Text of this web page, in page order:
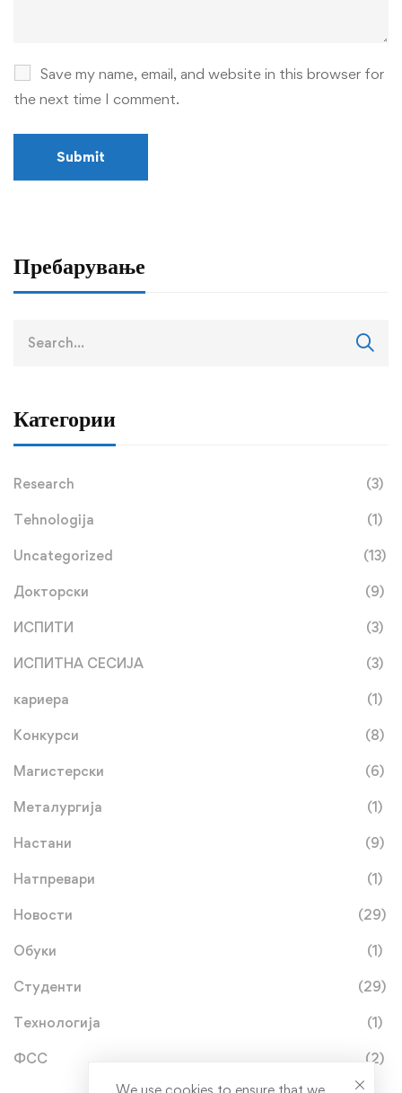
Save my name, email, and website in this browser for
the next time I comment.
Пребарување
Категории
Research (3)
Tehnologija (1)
Uncategorized (13)
Докторски (9)
ИСПИТИ (3)
ИСПИТНА СЕСИЈА (3)
кариера (1)
Конкурси (8)
Магистерски (6)
Металургија (1)
Настани (9)
Натпревари (1)
Новости (29)
Обуки (1)
Студенти (29)
Технологија (1)
ФСС
(2)